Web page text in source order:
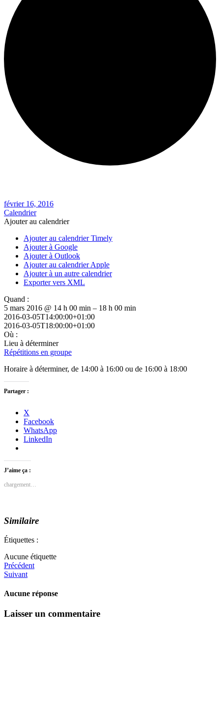
février 16, 2016
Calendrier
Ajouter au calendrier
Ajouter au calendrier Timely
Ajouter à Google
Ajouter à Outlook
Ajouter au calendrier Apple
Ajouter à un autre calendrier
Exporter vers XML
Quand :
5 mars 2016 @ 14 h 00 min – 18 h 00 min
2016-03-05T14:00:00+01:00
2016-03-05T18:00:00+01:00
Où :
Lieu à déterminer
Répétitions en groupe
Horaire à déterminer, de 14:00 à 16:00 ou de 16:00 à 18:00
Partager :
X
Facebook
WhatsApp
LinkedIn
J’aime ça :
chargement…
Similaire
Étiquettes :
Aucune étiquette
Précédent
Suivant
Aucune réponse
Laisser un commentaire